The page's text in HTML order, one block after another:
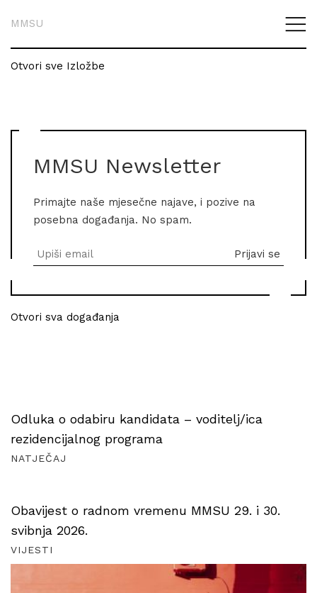
MMSU
Otvori sve Izložbe
MMSU Newsletter
Primajte naše mjesečne najave, i pozive na
posebna događanja. No spam.
Otvori sva događanja
Odluka o odabiru kandidata – voditelj/ica
rezidencijalnog programa
NATJEČAJ
Obavijest o radnom vremenu MMSU 29. i 30.
svibnja 2026.
VIJESTI